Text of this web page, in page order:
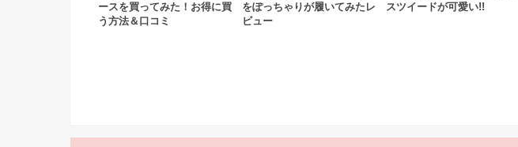
ースを買ってみた！お得に買
う方法＆口コミ
をぽっちゃりが履いてみたレ
ビュー
スツイードが可愛い!!